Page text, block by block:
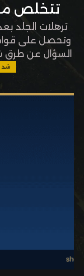
تتخلص
ترهلات الجلد
وتحصل على
السؤال عن طرق
بسبب خسارة
فقدان الكثير
سنعرض لك
الطريقة
شد